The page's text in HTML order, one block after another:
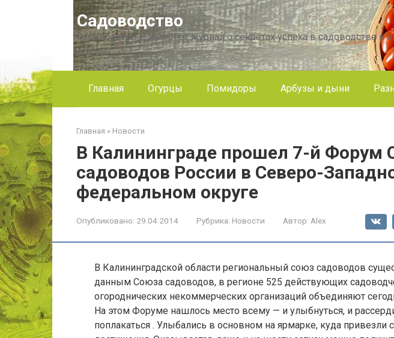
Садоводство
Садоводство — интернет журнал о секретах успеха в садоводстве и
другое!
Главная Огурцы Помидоры Арбузы и дыни
Главная » Новости
В Калининграде прошел 7-й Форум
садоводов России в Северо-
федеральном округе
Опубликовано: 29.04.2014 Рубрика: Новости Автор: Alex
В Калининградской области региональный союз садоводов
данным Союза садоводов, в регионе 525 действующих
огороднических некоммерческих организаций объединяют
На этом Форуме нашлось место всему — и улыбнуться, и
поплакаться . Улыбались в основном на ярмарке, куда привезли